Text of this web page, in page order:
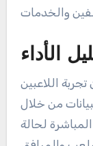
الأداء
اللاعبين
من خلال
لحالة